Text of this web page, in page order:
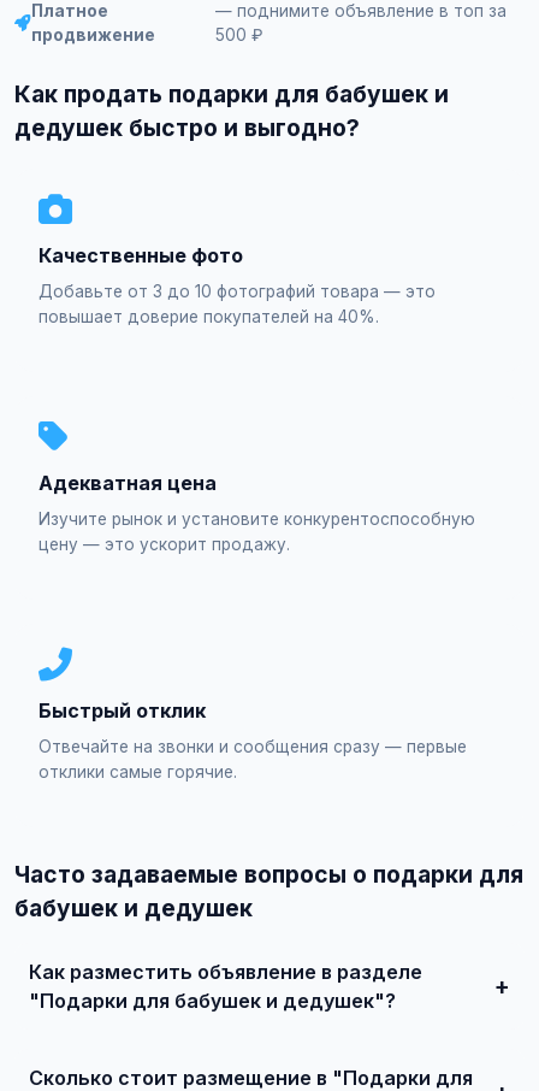
Платное
продвижение
— поднимите объявление в топ за
500 ₽
Как продать подарки для бабушек и
дедушек быстро и выгодно?
Качественные фото
Добавьте от 3 до 10 фотографий товара — это
повышает доверие покупателей на 40%.
Адекватная цена
Изучите рынок и установите конкурентоспособную
цену — это ускорит продажу.
Быстрый отклик
Отвечайте на звонки и сообщения сразу — первые
отклики самые горячие.
Часто задаваемые вопросы о подарки для
бабушек и дедушек
Как разместить объявление в разделе
"Подарки для бабушек и дедушек"?
для бабушек и дедушек", заполните форму и
Сколько стоит размещение в "Подарки для